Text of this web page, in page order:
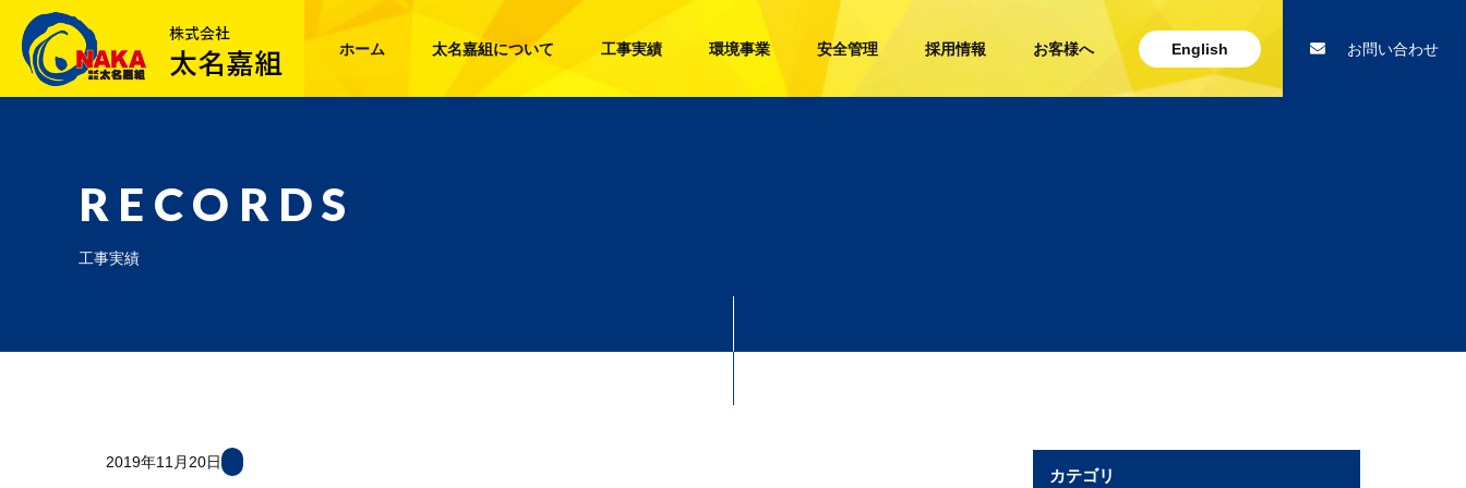
ホーム 太名嘉組について 工事実績 環境事業 安全管理 採用情報 お客様へ English お問い合わせ
RECORDS
工事実績
2019年11月20日
カテゴリ